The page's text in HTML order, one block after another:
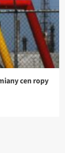
cen ropy